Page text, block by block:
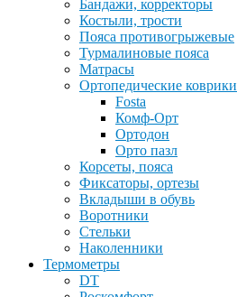
Бандажи, корректоры
Костыли, трости
Пояса противогрыжевые
Турмалиновые пояса
Матрасы
Ортопедические коврики
Fosta
Комф-Орт
Ортодон
Орто пазл
Корсеты, пояса
Фиксаторы, ортезы
Вкладыши в обувь
Воротники
Стельки
Наколенники
Термометры
DT